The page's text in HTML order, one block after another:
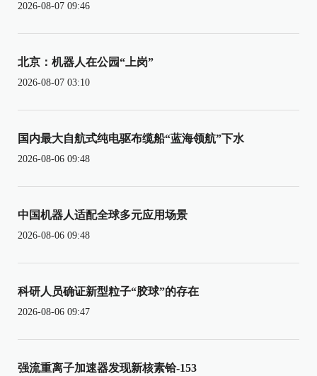
2026-08-07 09:46
北京：机器人在公园“上岗”
2026-08-07 03:10
国内最大自航式纯电驱布缆船“蓝海领航”下水
2026-08-06 09:48
中国机器人适配全球多元应用场景
2026-08-06 09:48
科研人员确证新型粒子“胶球”的存在
2026-08-06 09:47
强流重离子加速器发现新核素铪-153